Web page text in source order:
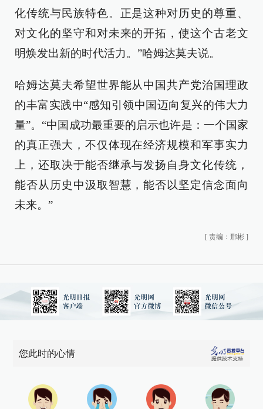
化传统与民族特色。正是这种对历史的尊重、
对文化的坚守和对未来的开拓，使这个古老文
明焕发出新的时代活力。”哈姆达莫夫说。
哈姆达莫夫希望世界能从中国共产党治国理政
的丰富实践中“感知引领中国迈向复兴的伟大力
量”。“中国成功最重要的启示也许是：一个国家
的真正强大，不仅体现在经济规模和军事实力
上，还取决于能否继承与发扬自身文化传统，
能否从历史中汲取智慧，能否以坚定信念面向
未来。”
[ 责编：邢彬 ]
您此时的心情